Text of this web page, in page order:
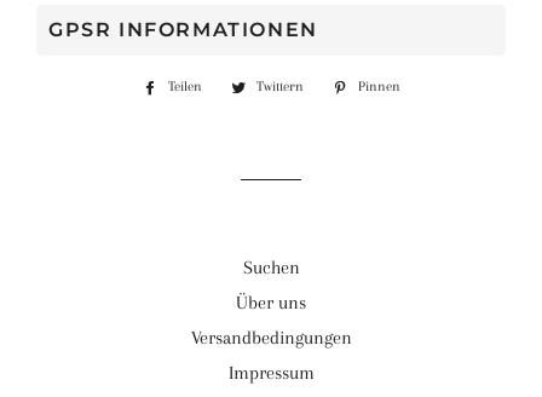
GPSR INFORMATIONEN
Teilen
Auf
Twittern
Auf
Pinnen
Suchen
Über uns
Versandbedingungen
Impressum